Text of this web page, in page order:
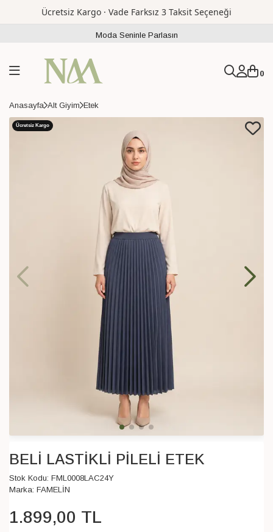
Ücretsiz Kargo · Vade Farksız 3 Taksit Seçeneği
Moda Seninle Parlasın
0
Anasayfa Alt Giyim Etek
Ücretsiz Kargo
BELİ LASTİKLİ PİLELİ ETEK
Stok Kodu: FML0008LAC24Y
Marka: FAMELİN
1.899,00 TL